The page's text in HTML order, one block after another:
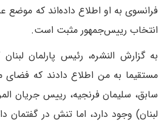
فرانسوی به او اطلاع داده‌اند که
انتخاب رییس‌جمهور مثبت است.
به گزارش النشره، رئیس پارلمان
مستقیما به من اطلاع دادند که فضای
سابق، سلیمان فرنجیه، رییس جریان
لبنان) وجود دارد، اما تنش در